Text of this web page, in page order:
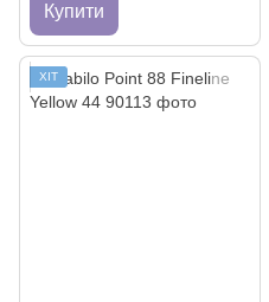
Купити
ХІТ